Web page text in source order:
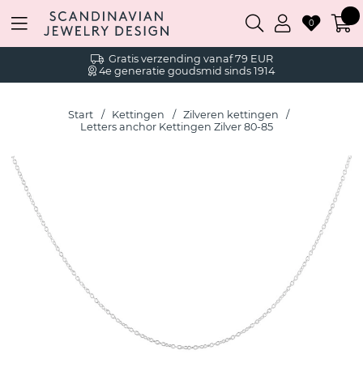
Gratis verzending vanaf 79 EUR
4e generatie goudsmid sinds 1914
0
Start Kettingen
Zilveren kettingen
Letters anchor Kettingen Zilver 80-85